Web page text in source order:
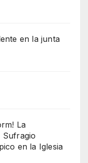
en la junta
La
Sufragio
en la Iglesia